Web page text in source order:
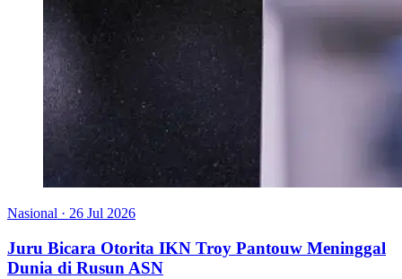
Nasional · 26 Jul 2026
Juru Bicara Otorita IKN Troy Pantouw Meninggal
Dunia di Rusun ASN